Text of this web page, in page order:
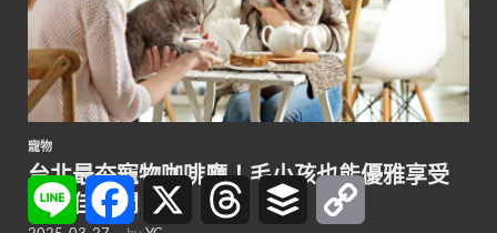
寵物
台北最夯寵物咖啡廳！毛小孩也能優雅享受
的最佳空間
Line Facebook
X ThreadsBuffer Copy